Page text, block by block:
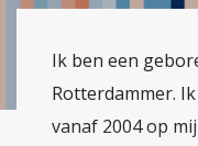
Ik ben een
Rotterdammer.
vanaf 2004 op